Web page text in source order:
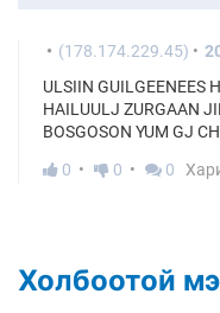
(178.174.229.45)
ULSIIN GUILGEENEES
HAILUULJ ZURGAAN
BOSGOSON YUM GJ
0
0 0
Холбоотой